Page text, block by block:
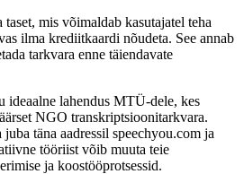
taset, mis võimaldab kasutajatel teha
ilma krediitkaardi nõudeta. See annab
tarkvara enne täiendavate
ideaalne lahendus MTÜ-dele, kes
NGO transkriptsioonitarkvara.
täna aadressil speechyou.com ja
tööriist võib muuta teie
ja koostööprotsessid.